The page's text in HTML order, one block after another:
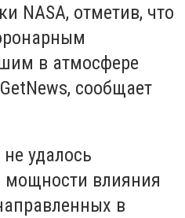
NASA, отметив, что
в атмосфере
сообщает
удалось
мощности влияния
в